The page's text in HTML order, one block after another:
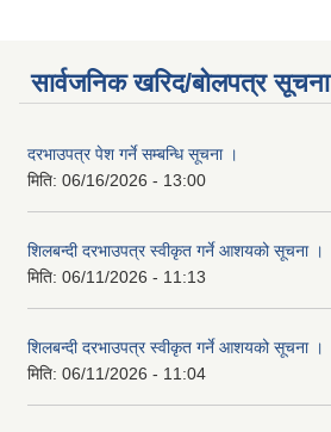
सार्वजनिक खरिद/बोलपत्र सूचना
दरभाउपत्र पेश गर्ने सम्बन्धि सूचना ।
मिति: 06/16/2026 - 13:00
शिलबन्दी दरभाउपत्र स्वीकृत गर्ने आशयको सूचना ।
मिति: 06/11/2026 - 11:13
शिलबन्दी दरभाउपत्र स्वीकृत गर्ने आशयको सूचना ।
मिति: 06/11/2026 - 11:04